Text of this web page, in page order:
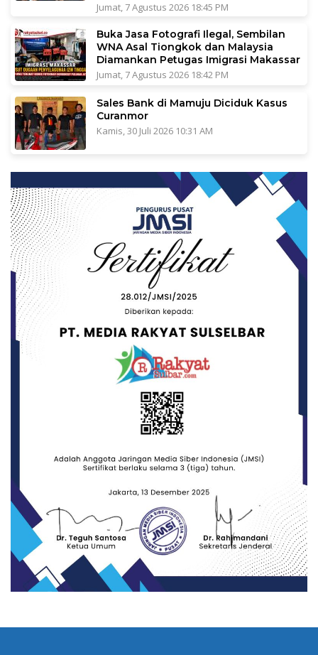
Jumat, 7 Agustus 2026 18:45 PM
Buka Jasa Fotografi Ilegal, Sembilan
WNA Asal Tiongkok dan Malaysia
Diamankan Petugas Imigrasi Makassar
Jumat, 7 Agustus 2026 18:42 PM
Sales Bank di Mamuju Diciduk Kasus
Curanmor
Kamis, 30 Juli 2026 10:31 AM